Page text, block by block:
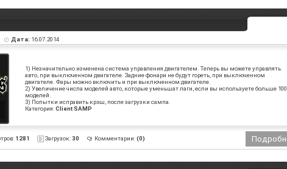
Дата: 16.07.2014
1) Незначительно изменена система управления двигателем. Теперь вы можете управлять
авто, при выключенном двигателе. Задние фонари не будут гореть, при выключенном
двигателе. Фары можно включить и при выключенном двигателе.
2) Увеличение числа моделей авто, которые уменьшат лаги, если вы используете больше 100
моделей.
3) Попытки исправить крэш, после загрузки сампа.
Категория:Client SAMP
1281 Загрузок:30 Комментарии:(0)